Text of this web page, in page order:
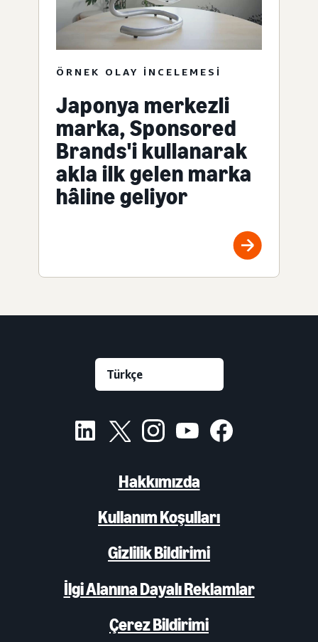
ÖRNEK OLAY INCELEMESI
Japonya merkezli
marka, Sponsored
Brands'i kullanarak
akla ilk gelen marka
hâline geliyor
Hakkımızda
Kullanım Koşulları
Gizlilik Bildirimi
İlgi Alanına Dayalı Reklamlar
Çerez Bildirimi